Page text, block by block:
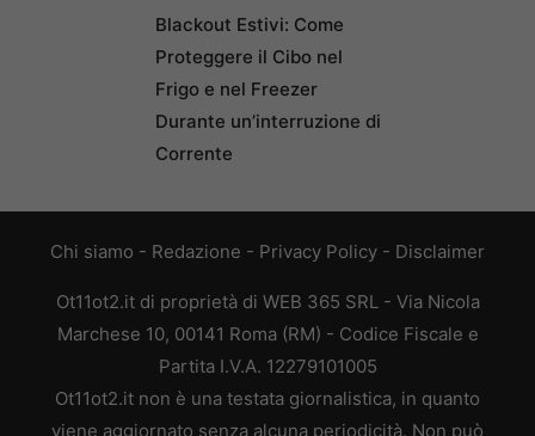
Blackout Estivi: Come
Proteggere il Cibo nel
Frigo e nel Freezer
Durante un’interruzione di
Corrente
Chi siamo - Redazione - Privacy Policy - Disclaimer
Ot11ot2.it di proprietà di WEB 365 SRL - Via Nicola
Marchese 10, 00141 Roma (RM) - Codice Fiscale e
Partita I.V.A. 12279101005
Ot11ot2.it non è una testata giornalistica, in quanto
viene aggiornato senza alcuna periodicità. Non può